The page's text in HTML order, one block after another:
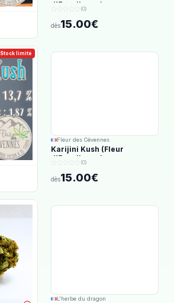
d'Excellence)
(0)
dès15.00€
Stock limité
Fleur des Cévennes
Karijini Kush (Fleur
d'Excellence)
(0)
dès15.00€
L'herbe du dragon